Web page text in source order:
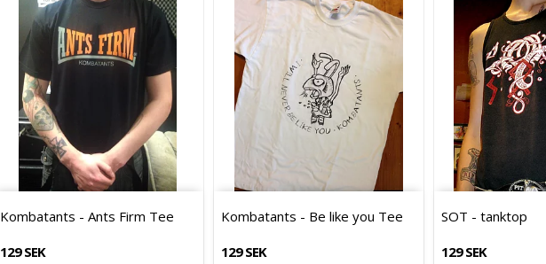
Kombatants - Ants Firm Tee
129 SEK
Kombatants - Be like you Tee
129 SEK
SOT - tanktop
129 SEK